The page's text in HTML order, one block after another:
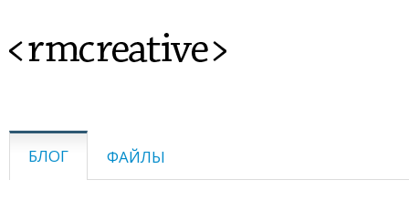
<rmcreative>
БЛОГ ФАЙЛЫ